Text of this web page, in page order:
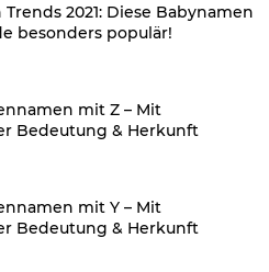
2021: Diese Babynamen
besonders populär!
mit Z – Mit
Bedeutung & Herkunft
mit Y – Mit
Bedeutung & Herkunft